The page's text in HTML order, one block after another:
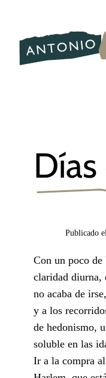
contenido
Publicado el
Con un poco
claridad diurna,
no acaba de
y a los
de hedonismo,
soluble en las
Ir a la compra